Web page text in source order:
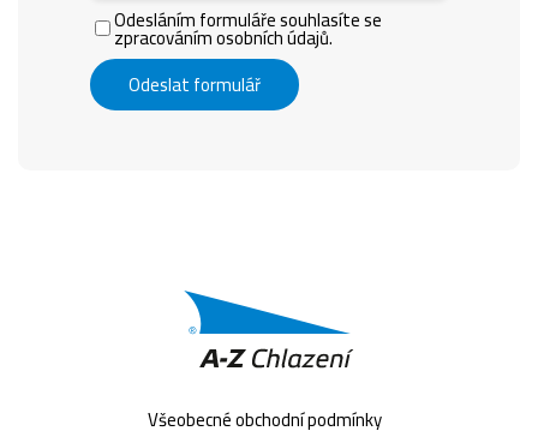
Odesláním formuláře souhlasíte se
zpracováním osobních údajů.
Odeslat formulář
Všeobecné obchodní podmínky